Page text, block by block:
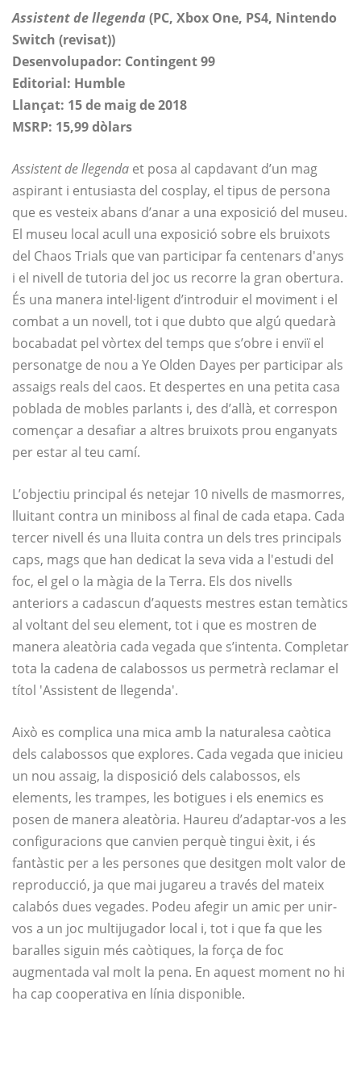
Assistent de llegenda (PC, Xbox One, PS4, Nintendo
Switch (revisat))
Desenvolupador: Contingent 99
Editorial: Humble
Llançat: 15 de maig de 2018
MSRP: 15,99 dòlars
Assistent de llegenda et posa al capdavant d’un mag
aspirant i entusiasta del cosplay, el tipus de persona
que es vesteix abans d’anar a una exposició del museu.
El museu local acull una exposició sobre els bruixots
del Chaos Trials que van participar fa centenars d'anys
i el nivell de tutoria del joc us recorre la gran obertura.
És una manera intel·ligent d’introduir el moviment i el
combat a un novell, tot i que dubto que algú quedarà
bocabadat pel vòrtex del temps que s’obre i enviï el
personatge de nou a Ye Olden Dayes per participar als
assaigs reals del caos. Et despertes en una petita casa
poblada de mobles parlants i, des d’allà, et correspon
començar a desafiar a altres bruixots prou enganyats
per estar al teu camí.
L’objectiu principal és netejar 10 nivells de masmorres,
lluitant contra un miniboss al final de cada etapa. Cada
tercer nivell és una lluita contra un dels tres principals
caps, mags que han dedicat la seva vida a l'estudi del
foc, el gel o la màgia de la Terra. Els dos nivells
anteriors a cadascun d’aquests mestres estan temàtics
al voltant del seu element, tot i que es mostren de
manera aleatòria cada vegada que s’intenta. Completar
tota la cadena de calabossos us permetrà reclamar el
títol 'Assistent de llegenda'.
Això es complica una mica amb la naturalesa caòtica
dels calabossos que explores. Cada vegada que inicieu
un nou assaig, la disposició dels calabossos, els
elements, les trampes, les botigues i els enemics es
posen de manera aleatòria. Haureu d’adaptar-vos a les
configuracions que canvien perquè tingui èxit, i és
fantàstic per a les persones que desitgen molt valor de
reproducció, ja que mai jugareu a través del mateix
calabós dues vegades. Podeu afegir un amic per unir-
vos a un joc multijugador local i, tot i que fa que les
baralles siguin més caòtiques, la força de foc
augmentada val molt la pena. En aquest moment no hi
ha cap cooperativa en línia disponible.